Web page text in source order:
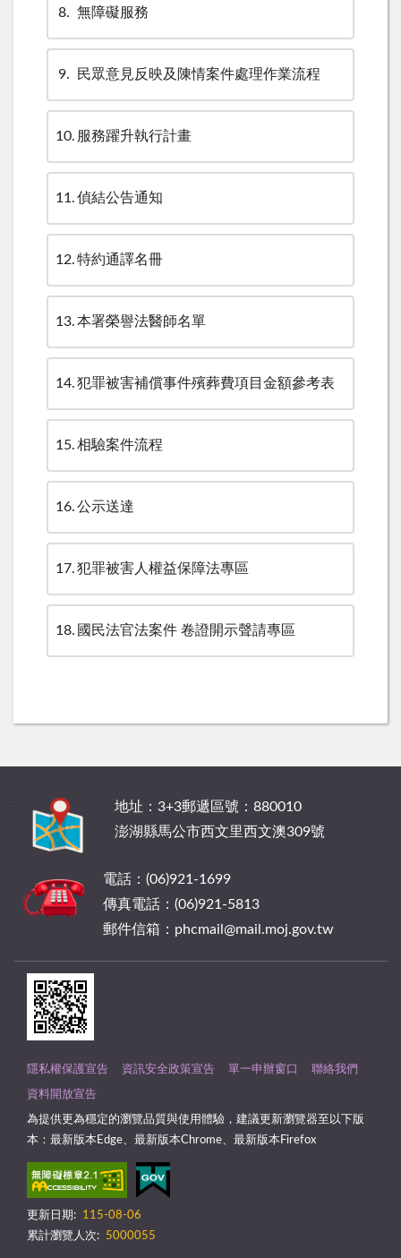
8 無障礙服務
9 民眾意見反映及陳情案件處理作業流程
10 服務躍升執行計畫
11 偵結公告通知
12 特約通譯名冊
13 本署榮譽法醫師名單
14 犯罪被害補償事件殯葬費項目金額參考表
15 相驗案件流程
16 公示送達
17 犯罪被害人權益保障法專區
18 國民法官法案件 卷證開示聲請專區
地址：3+3郵遞區號：880010
澎湖縣馬公市西文里西文澳309號
電話：(06)921-1699
傳真電話：(06)921-5813
郵件信箱：phcmail@mail.moj.gov.tw
隱私權保護宣告 資訊安全政策宣告 單一申辦窗口 聯絡我們
資料開放宣告
為提供更為穩定的瀏覽品質與使用體驗，建議更新瀏覽器至以下版
本：最新版本Edge、最新版本Chrome、最新版本Firefox
更新日期:
115-08-06
累計瀏覽人次:
5000055